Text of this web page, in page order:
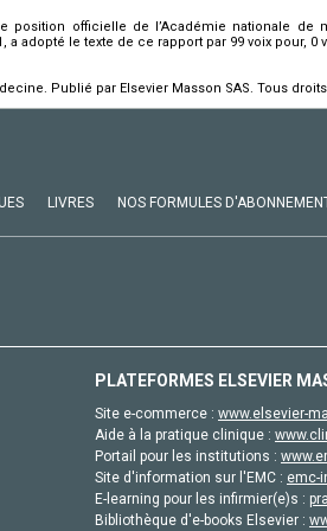
position officielle de l’Académie nationale de
adopté le texte de ce rapport par 99 voix pour, 0
Publié par Elsevier Masson SAS. Tous
LIVRES NOS FORMULES
PLATEFORMES ELSEVIER
Site e-commerce : www.elsevier-
Aide à la pratique clinique :
Portail pour les institutions :
Site d'information sur l'EMC : emc-
E-learning pour les infirmier(e)s :
Bibliothèque d'e-books Elsevier :